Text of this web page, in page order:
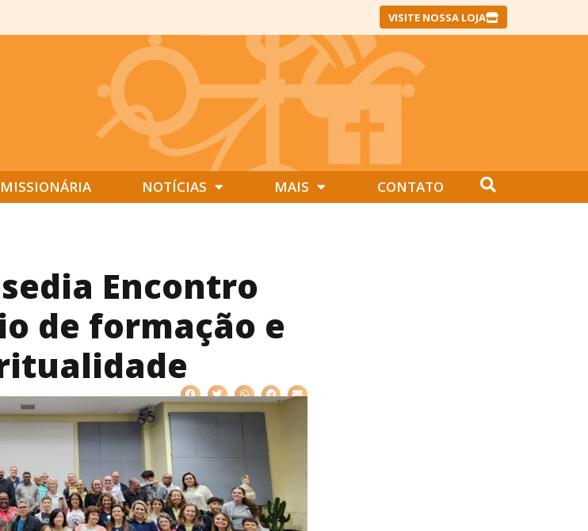
VISITE NOSSA LOJA
NOTÍCIAS MAIS CONTATO
Encontro
de formação e